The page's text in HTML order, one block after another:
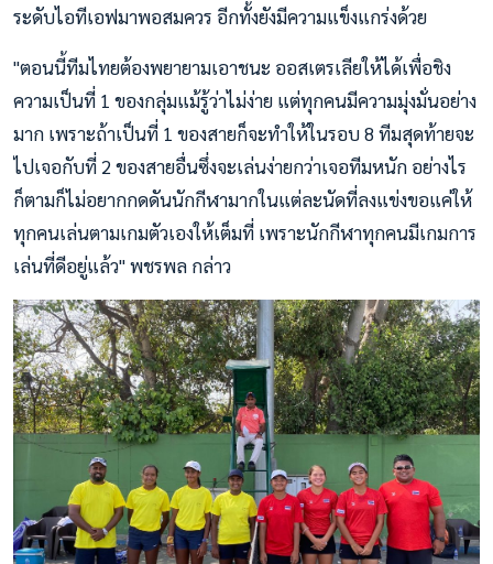
ระดับไอทีเอฟมาพอสมควร อีกทั้งยังมีความแข็งแกร่งด้วย
"ตอนนี้ทีมไทยต้องพยายามเอาชนะ ออสเตรเลียให้ได้เพื่อชิง
ความเป็นที่ 1 ของกลุ่มแม้รู้ว่าไม่ง่าย แต่ทุกคนมีความมุ่งมั่นอย่าง
มาก เพราะถ้าเป็นที่ 1 ของสายก็จะทำให้ในรอบ 8 ทีมสุดท้ายจะ
ไปเจอกับที่ 2 ของสายอื่นซึ่งจะเล่นง่ายกว่าเจอทีมหนัก อย่างไร
ก็ตามก็ไม่อยากกดดันนักกีฬามากในแต่ละนัดที่ลงแข่งขอแค่ให้
ทุกคนเล่นตามเกมตัวเองให้เต็มที่ เพราะนักกีฬาทุกคนมีเกมการ
เล่นที่ดีอยู่แล้ว" พชรพล กล่าว